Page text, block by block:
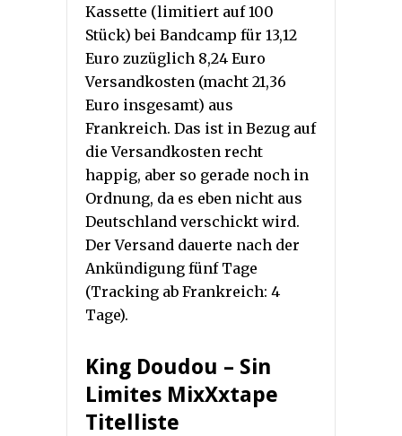
Kassette (limitiert auf 100
Stück) bei Bandcamp für 13,12
Euro zuzüglich 8,24 Euro
Versandkosten (macht 21,36
Euro insgesamt) aus
Frankreich. Das ist in Bezug auf
die Versandkosten recht
happig, aber so gerade noch in
Ordnung, da es eben nicht aus
Deutschland verschickt wird.
Der Versand dauerte nach der
Ankündigung fünf Tage
(Tracking ab Frankreich: 4
Tage).
King Doudou – Sin
Limites MixXxtape
Titelliste